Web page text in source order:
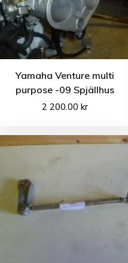
Yamaha Venture multi
purpose -09 Spjällhus
2 200.00 kr